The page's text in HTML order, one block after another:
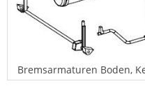
Bremsarmaturen Boden,